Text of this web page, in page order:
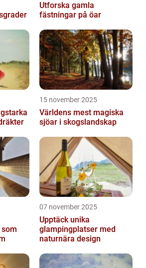
Utforska gamla
fästningar på öar
15 november 2025
Världens mest magiska
sjöar i skogslandskap
07 november 2025
Upptäck unika
glampingplatser med
naturnära design